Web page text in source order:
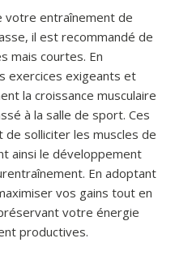
votre entraînement de
il est recommandé de
mais courtes. En
exercices exigeants et
la croissance musculaire
à la salle de sport. Ces
solliciter les muscles de
ainsi le développement
En adoptant
vos gains tout en
votre énergie
productives.